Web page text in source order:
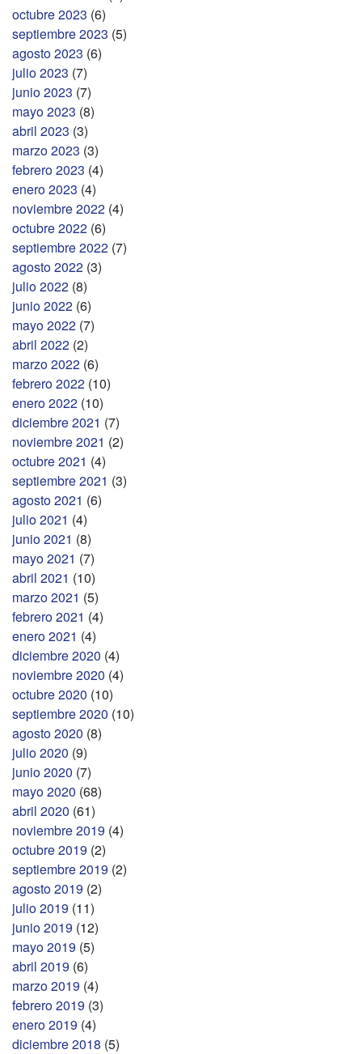
octubre 2023 (6)
septiembre 2023 (5)
agosto 2023 (6)
julio 2023 (7)
junio 2023 (7)
mayo 2023 (8)
abril 2023 (3)
marzo 2023 (3)
febrero 2023 (4)
enero 2023 (4)
noviembre 2022 (4)
octubre 2022 (6)
septiembre 2022 (7)
agosto 2022 (3)
julio 2022 (8)
junio 2022 (6)
mayo 2022 (7)
abril 2022 (2)
marzo 2022 (6)
febrero 2022 (10)
enero 2022 (10)
diciembre 2021 (7)
noviembre 2021 (2)
octubre 2021 (4)
septiembre 2021 (3)
agosto 2021 (6)
julio 2021 (4)
junio 2021 (8)
mayo 2021 (7)
abril 2021 (10)
marzo 2021 (5)
febrero 2021 (4)
enero 2021 (4)
diciembre 2020 (4)
noviembre 2020 (4)
octubre 2020 (10)
septiembre 2020 (10)
agosto 2020 (8)
julio 2020 (9)
junio 2020 (7)
mayo 2020 (68)
abril 2020 (61)
noviembre 2019 (4)
octubre 2019 (2)
septiembre 2019 (2)
agosto 2019 (2)
julio 2019 (11)
junio 2019 (12)
mayo 2019 (5)
abril 2019 (6)
marzo 2019 (4)
febrero 2019 (3)
enero 2019 (4)
diciembre 2018 (5)